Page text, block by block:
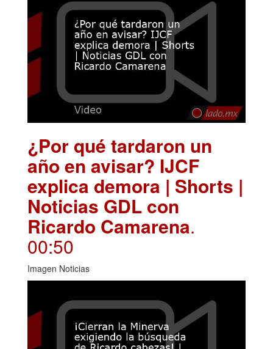
¿Por qué tardaron un
año en avisar? IJCF
explica demora | Shorts |
Noticias GDL con
Ricardo Camarena.
00:50
Imagen Noticias